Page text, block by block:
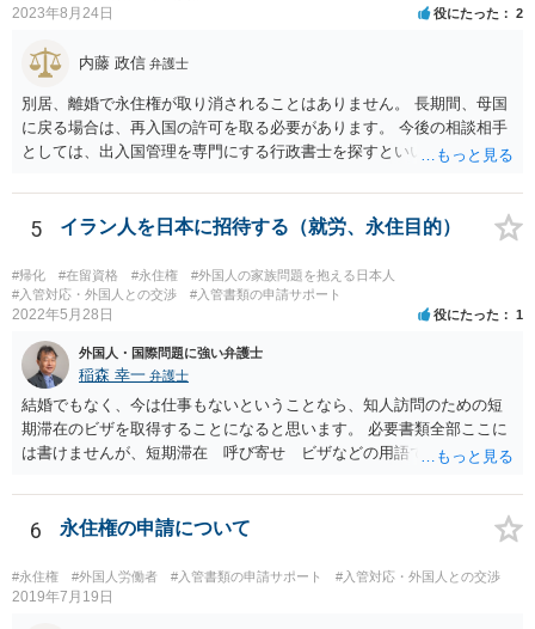
2023年8月24日 役にたった 2
内藤 政信 弁護士
別居、離婚で永住権が取り消されることはありません。 長期間、母国
に戻る場合は、再入国の許可を取る必要があります。 今後の相談相手
としては、出入国管理を専門にする行政書士を探すといいでしょう。
5 イラン人を日本に招待する（就労、永住目的）
#帰化 #在留資格 #永住権
#外国人の家族問題を抱える日本人
#入管対応・外国人との交渉
#入管書類の申請サポート
2022年5月28日 役にたった 1
外国人・国際問題に強い弁護士
稲森 幸一 弁護士
結婚でもなく、今は仕事もないということなら、知人訪問のための短
期滞在のビザを取得することになると思います。 必要書類全部ここに
は書けませんが、短期滞在 呼び寄せ ビザなどの用語で検索すると
す。 それらを揃えて、イランにある日本大使館ににビザを申請するこ
とになります。 期間は通常９０日、３０日、あるいは１５日ですが、
使館に問い合わせたほうがいいかもしれません。ネットでの情報収集
もしたほうがいいと思います
6 永住権の申請について
#永住権 #外国人労働者 #入管書類の申請サポート #入管対応・外国人との交渉
2019年7月19日